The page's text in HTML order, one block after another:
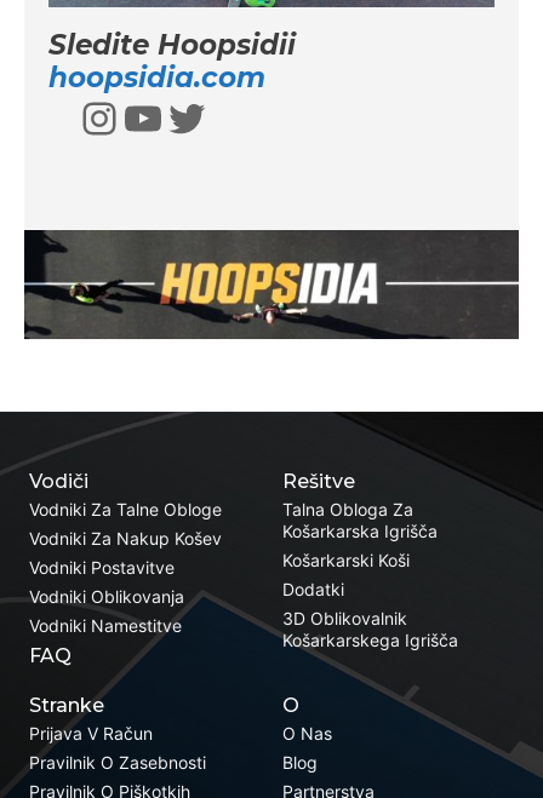
Sledite Hoopsidii
hoopsidia.com
Instagram
YouTube
Twitter
Rešitve
Talna Obloga Za
Košarkarska Igrišča
Košarkarski Koši
Dodatki
3D Oblikovalnik
Košarkarskega Igrišča
Vodiči
Vodniki Za Talne Obloge
Vodniki Za Nakup Košev
Vodniki Postavitve
Vodniki Oblikovanja
Vodniki Namestitve
FAQ
Stranke
Prijava V Račun
Pravilnik O Zasebnosti
Pravilnik O Piškotkih
O
O Nas
Blog
Partnerstva